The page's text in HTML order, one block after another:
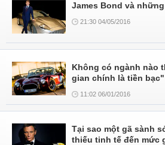
James Bond và
21:30 04/05/2016
Không có ngành nào
gian chính là tiền
11:02 06/01/2016
Tại sao một gã sành
thiếu tinh tế đến mức